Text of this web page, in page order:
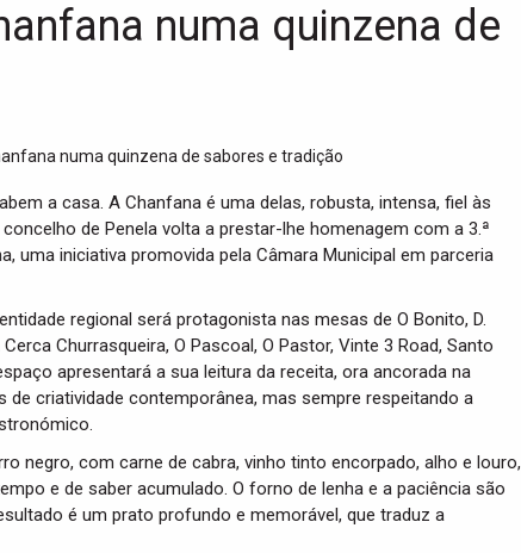
numa quinzena de
a casa. A Chanfana é uma delas, robusta, intensa, fiel às
de Penela volta a prestar-lhe homenagem com a 3.ª
uma iniciativa promovida pela Câmara Municipal em parceria
regional será protagonista nas mesas de O Bonito, D.
Churrasqueira, O Pascoal, O Pastor, Vinte 3 Road, Santo
apresentará a sua leitura da receita, ora ancorada na
criatividade contemporânea, mas sempre respeitando a
negro, com carne de cabra, vinho tinto encorpado, alho e louro,
e de saber acumulado. O forno de lenha e a paciência são
é um prato profundo e memorável, que traduz a